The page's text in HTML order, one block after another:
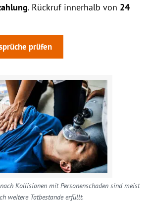
. Rückruf innerhalb von 24
prüfen
Kollisionen mit Personenschaden sind meist
weitere Tatbestande erfüllt.